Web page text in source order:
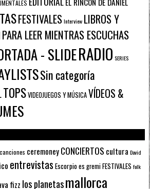
FESTIVALESInterview LIBROS Y
PARA LEER MIENTRAS ESCUCHAS
- SLIDERADIO SERIES
Sin categoría
TOPSVIDEOJUEGOS Y MÚSICAVÍDEOS &
canciones ceremoneyCONCIERTOS cultura David
entrevistas Escorpioes gremiFESTIVALES folk
fizz los planetasmallorca